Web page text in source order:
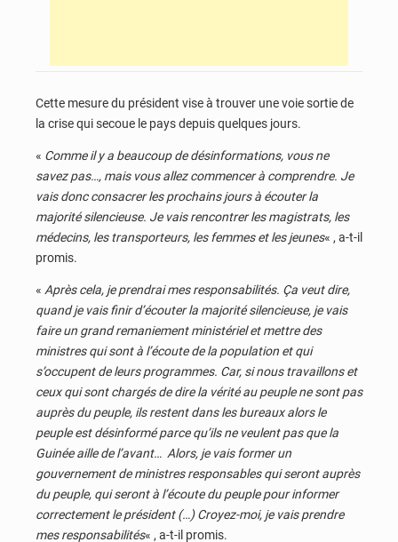
Cette mesure du président vise à trouver une voie sortie de
la crise qui secoue le pays depuis quelques jours.
« Comme il y a beaucoup de désinformations, vous ne
savez pas…, mais vous allez commencer à comprendre. Je
vais donc consacrer les prochains jours à écouter la
majorité silencieuse. Je vais rencontrer les magistrats, les
médecins, les transporteurs, les femmes et les jeunes« , a-t-il
promis.
« Après cela, je prendrai mes responsabilités. Ça veut dire,
quand je vais finir d’écouter la majorité silencieuse, je vais
faire un grand remaniement ministériel et mettre des
ministres qui sont à l’écoute de la population et qui
s’occupent de leurs programmes. Car, si nous travaillons et
ceux qui sont chargés de dire la vérité au peuple ne sont pas
auprès du peuple, ils restent dans les bureaux alors le
peuple est désinformé parce qu’ils ne veulent pas que la
Guinée aille de l’avant… Alors, je vais former un
gouvernement de ministres responsables qui seront auprès
du peuple, qui seront à l’écoute du peuple pour informer
correctement le président (…) Croyez-moi, je vais prendre
mes responsabilités« , a-t-il promis.